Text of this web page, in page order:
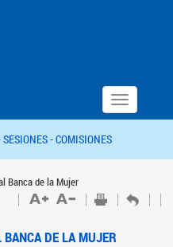
Toggle
navigation
SESIONES -COMISIONES
Banca de la Mujer
DE LA MUJER